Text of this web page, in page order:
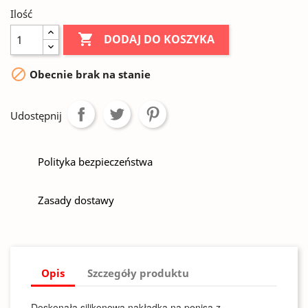
Ilość
 DODAJ DO KOSZYKA
 Obecnie brak na stanie
Udostępnij
Polityka bezpieczeństwa
Zasady dostawy
Opis Szczegóły produktu